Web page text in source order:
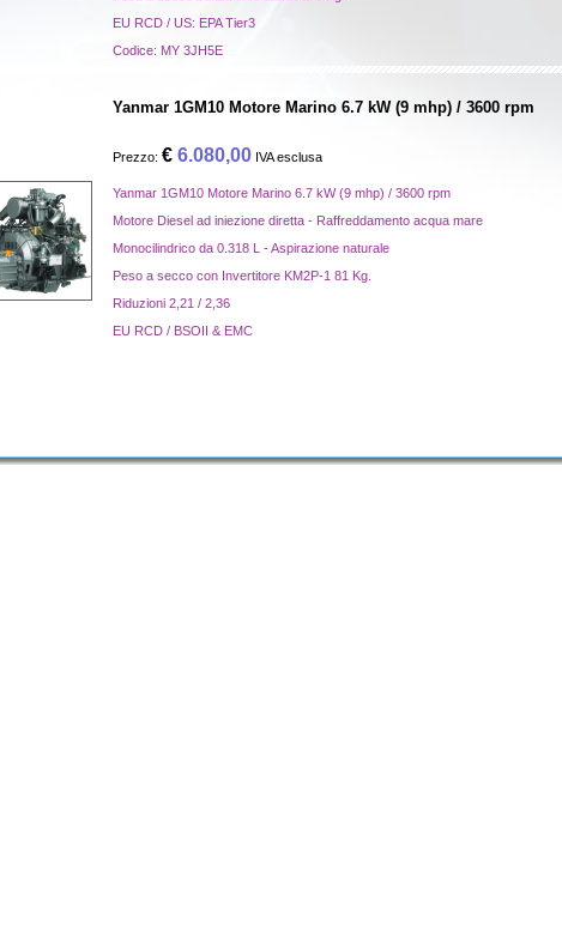
EU RCD / US: EPA Tier3
Codice: MY 3JH5E
Yanmar 1GM10 Motore Marino 6.7 kW (9 mhp) / 3600 rpm
Prezzo: € 6.080,00 IVA esclusa
Yanmar 1GM10 Motore Marino 6.7 kW (9 mhp) / 3600 rpm
Motore Diesel ad iniezione diretta - Raffreddamento acqua mare
Monocilindrico da 0.318 L - Aspirazione naturale
Peso a secco con Invertitore KM2P-1 81 Kg.
Riduzioni 2,21 / 2,36
EU RCD / BSOII & EMC